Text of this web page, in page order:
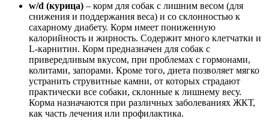
w/d (курица) – корм для собак с лишним весом (для
снижения и поддержания веса) и со склонностью к
сахарному диабету. Корм имеет пониженную
калорийность и жирность. Содержит много клетчатки и
L-карнитин. Корм предназначен для собак с
привередливым вкусом, при проблемах с гормонами,
колитами, запорами. Кроме того, диета позволяет мягко
устранить струвитные камни, от которых страдают
практически все собаки, склонные к лишнему весу.
Корма назначаются при различных заболеваниях ЖКТ,
как часть лечения или профилактика.